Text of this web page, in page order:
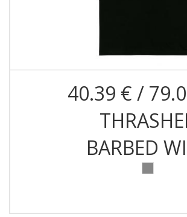
40.39 € /
BARBED